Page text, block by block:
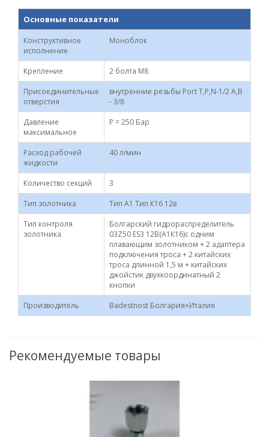
Основные показатели
Конструктивное
исполнение
Моноблок
Крепление
2 болта M8
Присоединительные
отверстия
внутренние резьбы Port T,P,N-1/2 А,В
- 3/8
Давление
максимальное
P = 250 Бар
Расход рабочей
жидкости
40 л/мин
Количество секций
3
Тип золотника
Тип А1 Тип К16 12в
Тип контроля
золотника
Болгарский гидрораспределитель
03Z50 ES3 12В(А1К16)с одним
плавающим золотником + 2 адаптера
подключения троса + 2 китайских
троса длинной 1,5 м + китайских
джойстик двухкоординатный 2
кнопки
Производитель
Badestnost Болгария+Италия
Рекомендуемые товары